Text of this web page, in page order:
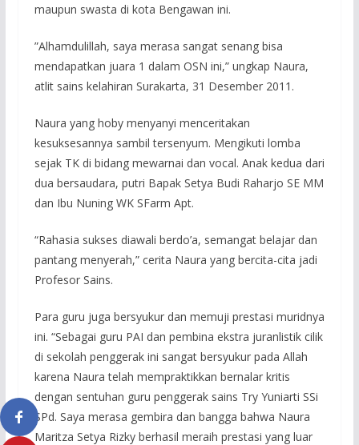
maupun swasta di kota Bengawan ini.
”Alhamdulillah, saya merasa sangat senang bisa
mendapatkan juara 1 dalam OSN ini,” ungkap Naura,
atlit sains kelahiran Surakarta, 31 Desember 2011.
Naura yang hoby menyanyi menceritakan
kesuksesannya sambil tersenyum. Mengikuti lomba
sejak TK di bidang mewarnai dan vocal. Anak kedua dari
dua bersaudara, putri Bapak Setya Budi Raharjo SE MM
dan Ibu Nuning WK SFarm Apt.
“Rahasia sukses diawali berdo’a, semangat belajar dan
pantang menyerah,” cerita Naura yang bercita-cita jadi
Profesor Sains.
Para guru juga bersyukur dan memuji prestasi muridnya
ini. “Sebagai guru PAI dan pembina ekstra juranlistik cilik
di sekolah penggerak ini sangat bersyukur pada Allah
karena Naura telah mempraktikkan bernalar kritis
dengan sentuhan guru penggerak sains Try Yuniarti SSi
SPd. Saya merasa gembira dan bangga bahwa Naura
Maritza Setya Rizky berhasil meraih prestasi yang luar